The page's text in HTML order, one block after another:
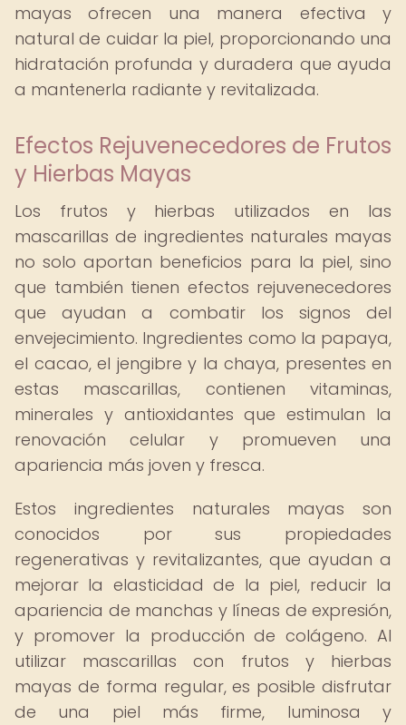
mayas ofrecen una manera efectiva y
natural de cuidar la piel, proporcionando una
hidratación profunda y duradera que ayuda
a mantenerla radiante y revitalizada.
Efectos Rejuvenecedores de Frutos
y Hierbas Mayas
Los frutos y hierbas utilizados en las
mascarillas de ingredientes naturales mayas
no solo aportan beneficios para la piel, sino
que también tienen efectos rejuvenecedores
que ayudan a combatir los signos del
envejecimiento. Ingredientes como la papaya,
el cacao, el jengibre y la chaya, presentes en
estas mascarillas, contienen vitaminas,
minerales y antioxidantes que estimulan la
renovación celular y promueven una
apariencia más joven y fresca.
Estos ingredientes naturales mayas son
conocidos por sus propiedades
regenerativas y revitalizantes, que ayudan a
mejorar la elasticidad de la piel, reducir la
apariencia de manchas y líneas de expresión,
y promover la producción de colágeno. Al
utilizar mascarillas con frutos y hierbas
mayas de forma regular, es posible disfrutar
de una piel más firme, luminosa y